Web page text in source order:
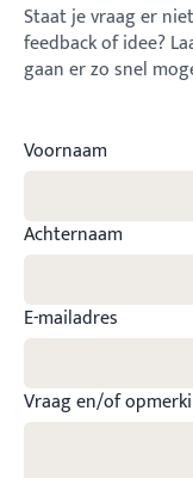
Staat je vraag er
feedback of idee?
gaan er zo snel
Voornaam
Achternaam
E-mailadres
Vraag en/of